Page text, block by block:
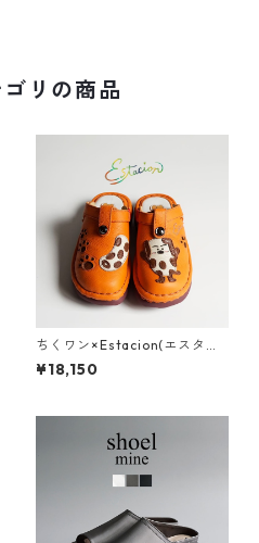
リの商品
ちくワン×Estacion(エスタシ
オン)コラボ ちくワンモチーフ
2way本革サボシューズ TGE68
¥18,150